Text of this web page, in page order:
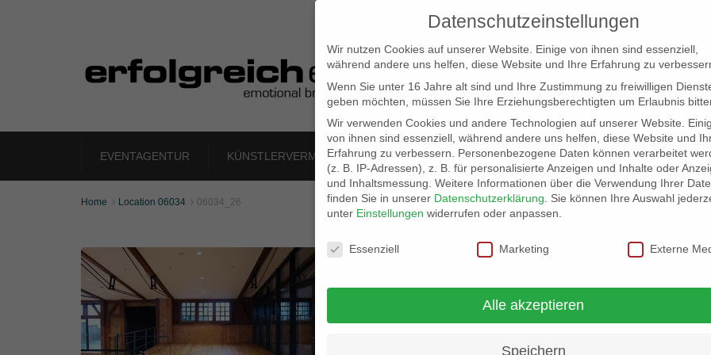
EVENTAGENTUR KÜNSTLERVERMITTLUNG LOCATION SCOUT ELB-LOCATION: PANORAMA
Home  Location 06034  06034_26
Datenschutzeinstellungen
Wir nutzen Cookies auf unserer Website. Einige von ihnen sind essenziell,
während andere uns helfen, diese Website und Ihre Erfahrung zu
Wenn Sie unter 16 Jahre alt sind und Ihre Zustimmung zu freiwilligen
geben möchten, müssen Sie Ihre Erziehungsberechtigten um Erlaubnis
Wir verwenden Cookies und andere Technologien auf unserer Website.
von ihnen sind essenziell, während andere uns helfen, diese Website und
Erfahrung zu verbessern.
Personenbezogene Daten können verarbeitet
(z. B. IP-Adressen), z. B. für personalisierte Anzeigen und Inhalte oder
und Inhaltsmessung. Weitere Informationen über die Verwendung Ihrer
finden Sie in unserer Datenschutzerklärung
Sie können Ihre Auswahl
unter Einstellungen widerrufen oder anpassen.
Datenschutzeinstellungen
Essenziell Marketing Externe
Alle akzeptieren
Speichern